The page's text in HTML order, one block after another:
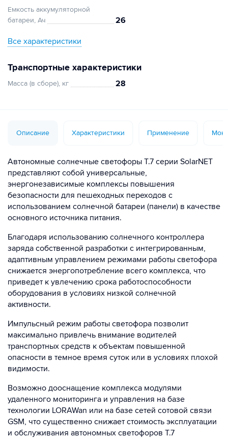
Емкость аккумуляторной
батареи, Ач
26
Все характеристики
Транспортные характеристики
Масса (в сборе), кг 28
Описание Характеристики Применение
Автономные солнечные светофоры Т.7 серии SolarNET
представляют собой универсальные,
энергонезависимые комплексы повышения
безопасности для пешеходных переходов с
использованием солнечной батареи (панели) в качестве
основного источника питания.
Благодаря использованию солнечного контроллера
заряда собственной разработки с интегрированным,
адаптивным управлением режимами работы светофора
снижается энергопотребление всего комплекса, что
приведет к увлечению срока работоспособности
оборудования в условиях низкой солнечной
активности.
Импульсный режим работы светофора позволит
максимально привлечь внимание водителей
транспортных средств к объектам повышенной
опасности в темное время суток или в условиях плохой
видимости.
Возможно дооснащение комплекса модулями
удаленного мониторинга и управления на базе
технологии LORAWan или на базе сетей сотовой связи
GSM, что существенно снижает стоимость эксплуатации
и обслуживания автономных светофоров Т.7